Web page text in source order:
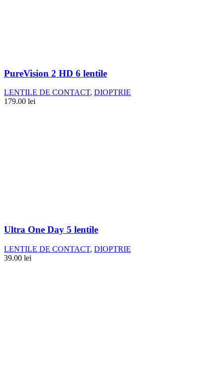
PureVision 2 HD 6 lentile
LENTILE DE CONTACT, DIOPTRIE
179.00 lei
Ultra One Day 5 lentile
LENTILE DE CONTACT, DIOPTRIE
39.00 lei